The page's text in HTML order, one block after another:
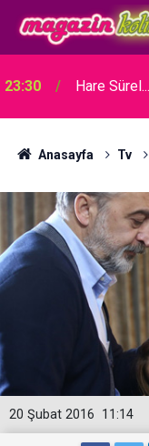
23:30 Hare
Anasayfa Tv
11:14
20 Şubat 2016